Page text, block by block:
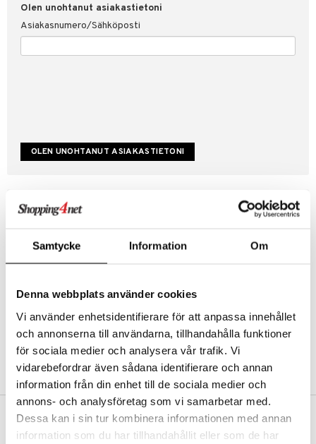
Samtycke Information Om
Denna webbplats använder cookies
Vi använder enhetsidentifierare för att anpassa innehållet
och annonserna till användarna, tillhandahålla funktioner
för sociala medier och analysera vår trafik. Vi
vidarebefordrar även sådana identifierare och annan
information från din enhet till de sociala medier och
annons- och analysföretag som vi samarbetar med.
Dessa kan i sin tur kombinera informationen med annan
information som du har tillhandahållit eller som de har
Olen unohtanut asiakastietoni
Asiakasnumero/Sähköposti
Luo uusi asiakas
Tilauksen tila & historiikki
Kestotilaus
Arvostele tuotteita
Toivelistat
LUO ASIAKAS
ILMAINEN TOIMITUS YLI 50 €